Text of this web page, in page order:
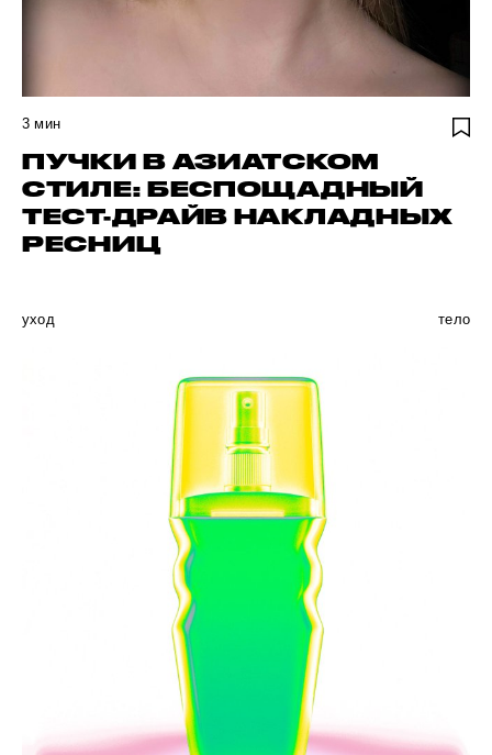
3 мин
ПУЧКИ В АЗИАТСКОМ
СТИЛЕ: БЕСПОЩАДНЫЙ
ТЕСТ-ДРАЙВ НАКЛАДНЫХ
РЕСНИЦ
уход тело